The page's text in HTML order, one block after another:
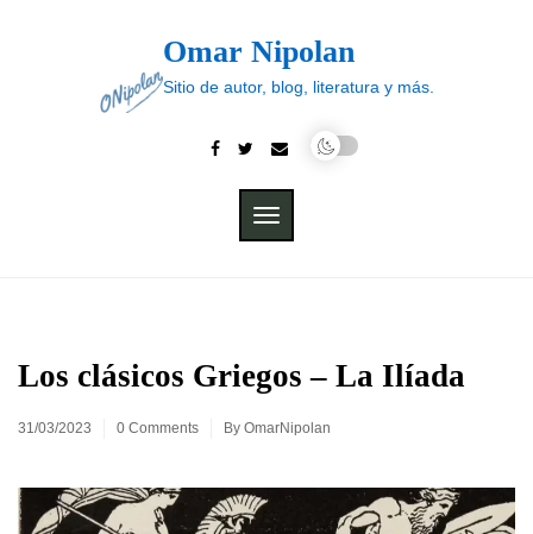
Omar Nipolan
Sitio de autor, blog, literatura y más.
TOGGLE
NAVIGATION
Los clásicos Griegos – La Ilíada
31/03/2023 0 Comments By OmarNipolan